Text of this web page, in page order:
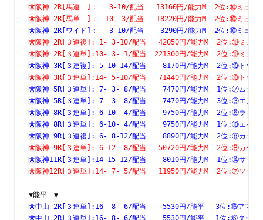
阪神 2R[馬連　]：　 3-10/配当   13160円/能力M  2
阪神 2R[馬単　]：　10- 3/配当   18220円/能力M  2
阪神 2R[ワイド]：　 3-10/配当    3290円/能力M  2
阪神 2R[３連複]: 1- 3-10/配当   42050円/能力M  2
阪神 2R[３連単]:10- 3- 1/配当  221300円/能力M  2
阪神 3R[３連複]: 5-10-14/配当    8170円/能力M
阪神 3R[３連単]:14- 5-10/配当   71440円/能力M
阪神 5R[３連単]: 7- 3- 8/配当    7470円/能力M  1
阪神 5R[３連単]: 7- 3- 8/配当    7470円/能力M  3
阪神 8R[３連単]: 6-10- 4/配当    9750円/能力M  2位
阪神 8R[３連単]: 6-10- 4/配当    9750円/能力M  1
阪神 9R[３連複]: 6- 8-12/配当    8890円/能力M  2位:⑧カープ
阪神 9R[３連単]: 6-12- 8/配当   50720円/能力M  2位:⑧カープ
阪神11R[３連単]:14-15-12/配当    8010円/能力M  1位:⑭サトノ
阪神12R[３連単]:14- 7- 5/配当   11950円/能力M  2
▼能平　▼
中山 2R[３連単]:16- 8- 6/配当    5530円/能平
中山 2R[３連単]:16- 8- 6/配当    5530円/能平　